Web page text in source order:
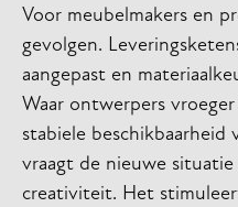
Voor meubelmakers en
gevolgen.
aangepast en
Waar ontwerpers
stabiele beschikbaarheid
vraagt de nieuwe
creativiteit. Het